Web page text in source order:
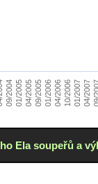
09/200401/200504/200509/200501/200604/200610/200601/200704/200709/
Ela soupeřů a